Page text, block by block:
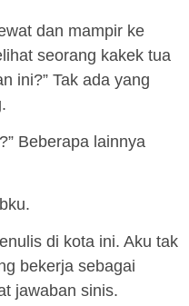
dan mampir ke
seorang kakek tua
ini?” Tak ada yang
Beberapa lainnya
di kota ini. Aku tak
bekerja sebagai
jawaban sinis.